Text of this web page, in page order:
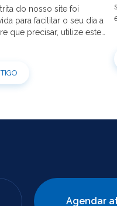
do nosso site foi
para facilitar o seu dia a
que precisar, utilize este
o passo a passo.
Agendar